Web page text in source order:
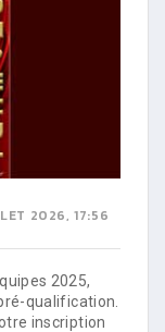
2026, 17:56
2025,
qualification.
inscription